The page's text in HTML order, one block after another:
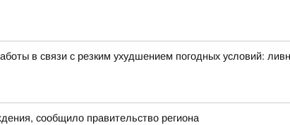
в связи с резким ухудшением погодных условий:
сообщило правительство региона